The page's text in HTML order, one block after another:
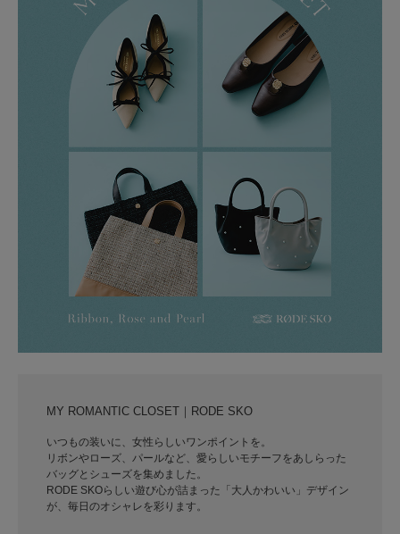
MY ROMANTIC CLOSET｜RODE SKO
いつもの装いに、女性らしいワンポイントを。
リボンやローズ、パールなど、愛らしいモチーフをあしらった
バッグとシューズを集めました。
RODE SKOらしい遊び心が詰まった「大人かわいい」デザイン
が、毎日のオシャレを彩ります。